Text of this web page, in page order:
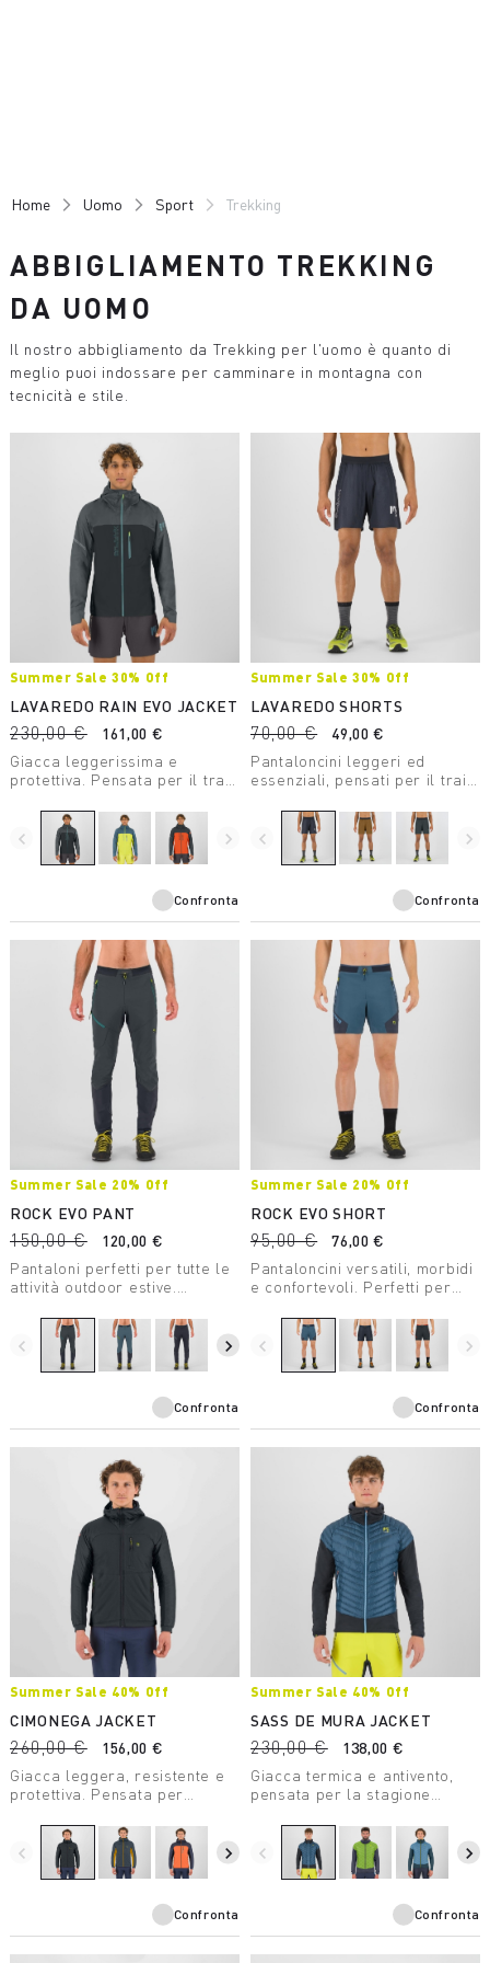
Home Uomo Sport Trekking
ABBIGLIAMENTO TREKKING
DA UOMO
Il nostro abbigliamento da Trekking per l'uomo è quanto di
meglio puoi indossare per camminare in montagna con
tecnicità e stile.
Summer Sale 30% Off
LAVAREDO RAIN EVO JACKET
230,00 €
161,00 €
Giacca leggerissima e
protettiva. Pensata per il trail
a 20.000 mm di colonna
d’acqua e 25.000 g/m2/24 ore
di traspirabilità.
navigate_before navigate_next
Confronta
Summer Sale 30% Off
LAVAREDO SHORTS
70,00 €
49,00 €
Pantaloncini leggeri ed
essenziali, pensati per il trail
offrono comfort e freschezza,
anche durante l’attività più
intensa.
navigate_before navigate_next
Confronta
Summer Sale 20% Off
ROCK EVO PANT
150,00 €
120,00 €
Pantaloni perfetti per tutte le
attività outdoor estive.
ibrida offrono protezione ai
raggi solari UPF40, comfort e
libertà di movimento.
navigate_before navigate_next
Confronta
Summer Sale 20% Off
ROCK EVO SHORT
95,00 €
76,00 €
Pantaloncini versatili, morbidi
e confortevoli. Perfetti per
Offrono protezione dai raggi
solari.
navigate_before navigate_next
Confronta
Summer Sale 40% Off
CIMONEGA JACKET
260,00 €
156,00 €
Giacca leggera, resistente e
protettiva. Pensata per
spazio nello zaino e
garantisce protezione dagli
agenti atmosferici, in parete
navigate_before navigate_next
Confronta
Summer Sale 40% Off
SASS DE MURA JACKET
230,00 €
138,00 €
Giacca termica e antivento,
pensata per la stagione
ibrida garantisce protezione,
traspirazione e massimo
comfort.
navigate_before navigate_next
Confronta